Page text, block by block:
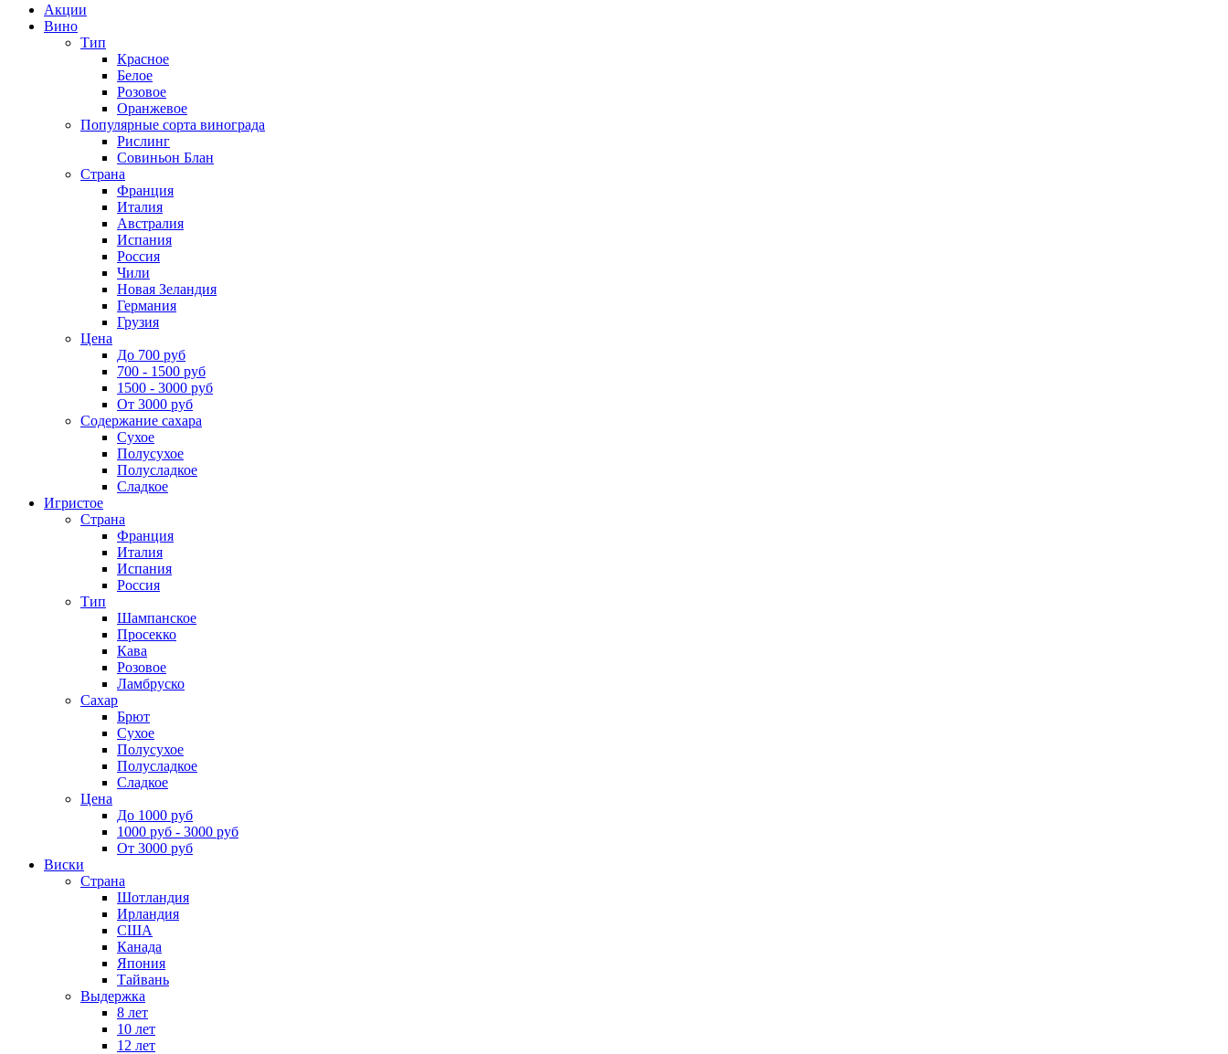
Акции
Вино
Тип
Красное
Белое
Розовое
Оранжевое
Популярные сорта винограда
Рислинг
Совиньон Блан
Страна
Франция
Италия
Австралия
Испания
Россия
Чили
Новая Зеландия
Германия
Грузия
Цена
До 700 руб
700 - 1500 руб
1500 - 3000 руб
От 3000 руб
Содержание сахара
Сухое
Полусухое
Полусладкое
Сладкое
Игристое
Страна
Франция
Италия
Испания
Россия
Тип
Шампанское
Просекко
Кава
Розовое
Ламбруско
Сахар
Брют
Сухое
Полусухое
Полусладкое
Сладкое
Цена
До 1000 руб
1000 руб - 3000 руб
От 3000 руб
Виски
Страна
Шотландия
Ирландия
США
Канада
Япония
Тайвань
Выдержка
8 лет
10 лет
12 лет